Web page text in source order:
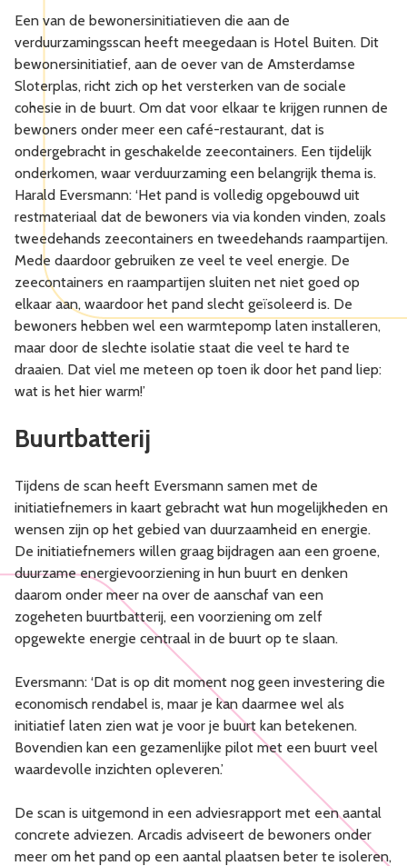
Een van de bewonersinitiatieven die aan de
verduurzamingsscan heeft meegedaan is Hotel Buiten. Dit
bewonersinitiatief, aan de oever van de Amsterdamse
Sloterplas, richt zich op het versterken van de sociale
cohesie in de buurt. Om dat voor elkaar te krijgen runnen de
bewoners onder meer een café-restaurant, dat is
ondergebracht in geschakelde zeecontainers. Een tijdelijk
onderkomen, waar verduurzaming een belangrijk thema is.
Harald Eversmann: ‘Het pand is volledig opgebouwd uit
restmateriaal dat de bewoners via via konden vinden, zoals
tweedehands zeecontainers en tweedehands raampartijen.
Mede daardoor gebruiken ze veel te veel energie. De
zeecontainers en raampartijen sluiten net niet goed op
elkaar aan, waardoor het pand slecht geïsoleerd is. De
bewoners hebben wel een warmtepomp laten installeren,
maar door de slechte isolatie staat die veel te hard te
draaien. Dat viel me meteen op toen ik door het pand liep:
wat is het hier warm!’
Buurtbatterij
Tijdens de scan heeft Eversmann samen met de
initiatiefnemers in kaart gebracht wat hun mogelijkheden en
wensen zijn op het gebied van duurzaamheid en energie.
De initiatiefnemers willen graag bijdragen aan een groene,
duurzame energievoorziening in hun buurt en denken
daarom onder meer na over de aanschaf van een
zogeheten buurtbatterij, een voorziening om zelf
opgewekte energie centraal in de buurt op te slaan.
Eversmann: ‘Dat is op dit moment nog geen investering die
economisch rendabel is, maar je kan daarmee wel als
initiatief laten zien wat je voor je buurt kan betekenen.
Bovendien kan een gezamenlijke pilot met een buurt veel
waardevolle inzichten opleveren.’
De scan is uitgemond in een adviesrapport met een aantal
concrete adviezen. Arcadis adviseert de bewoners onder
meer om het pand op een aantal plaatsen beter te isoleren,